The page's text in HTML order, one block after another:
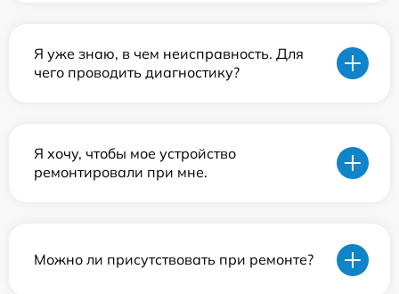
Я уже знаю, в чем неисправность. Для
чего проводить диагностику?
Я хочу, чтобы мое устройство
ремонтировали при мне.
Можно ли присутствовать при ремонте?